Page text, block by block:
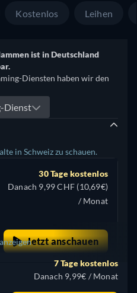
Kostenlos Leihen
ist in Deutschland
Diensten haben wir den
Dienst
in Schweiz zu schauen.
30 Tage kostenlos
Danach 9,99 CHF (10,69€)
/ Monat
Jetzt anschauen
7 Tage kostenlos
Danach 9,99€ / Monat